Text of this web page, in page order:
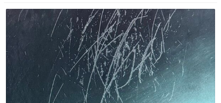
ほしい #DMMバヌーシ
ト
数
数